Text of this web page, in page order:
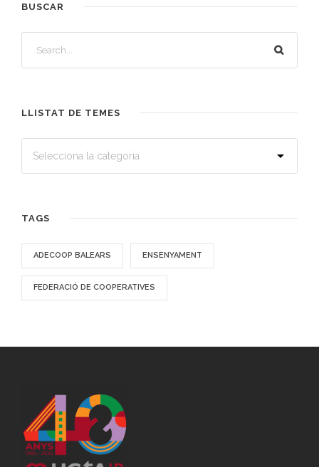
BUSCAR
LLISTAT DE TEMES
TAGS
ADECOOP BALEARS ENSENYAMENT
FEDERACIÓ DE COOPERATIVES